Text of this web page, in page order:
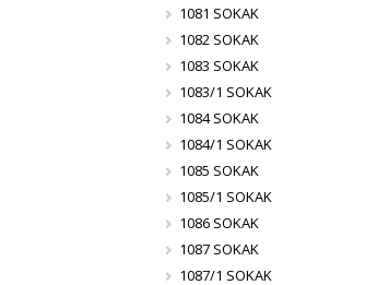
1081 SOKAK
1082 SOKAK
1083 SOKAK
1083/1 SOKAK
1084 SOKAK
1084/1 SOKAK
1085 SOKAK
1085/1 SOKAK
1086 SOKAK
1087 SOKAK
1087/1 SOKAK